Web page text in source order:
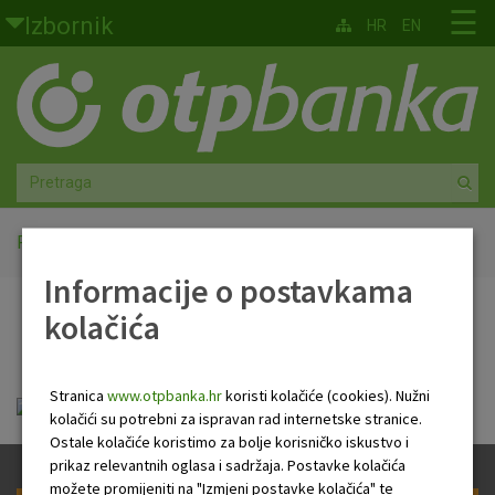
Skoči na glavni sadržaj
Izbornik
Građani
Privatno bankarstvo
Agro
Mala poduzeća i obrtnici
Srednja i velika poduzeća
Faktoring
O nama
☰
HR EN
Početna
PB newsletter
HR Newsletter 19 03 2020_.pdf
Informacije o postavkama
kolačića
Stranica www.otpbanka.hrkoristi kolačiće (cookies). Nužni
kolačići su potrebni za ispravan rad internetske stranice.
Ostale kolačiće koristimo za bolje korisničko iskustvo i
prikaz relevantnih oglasa i sadržaja. Postavke kolačića
možete promijeniti na "Izmjeni postavke kolačića" te